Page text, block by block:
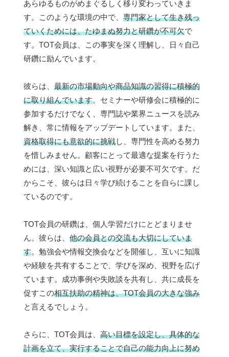
あらゆるものがめまぐるしく移り変わっていきま
す。このような環境の中で、 専門家として生き残っ
ていくためには、たゆまぬ努力と研鑽が不可欠で
す。TOT会員は、この事実を深く理解し、日々自己
研鑽に励んでいます。
彼らは、 最新の市場動向や商品知識の習得に積極的
に取り組んでいます。セミナーや研修会に積極的に
参加するだけでなく、専門誌や業界ニュースを読み
解き、常に情報をアップデートしています。また、
資格取得にも意欲的に挑戦し、専門性を高める努力
を惜しみません。顧客にとって最適な提案を行うた
めには、深い知識と広い視野が必要不可欠です。だ
からこそ、彼らは日々学び続けることを自らに課し
ているのです。
TOT会員の研鑽は、個人学習だけにとどまりませ
ん。彼らは、 他の会員との交流も大切にしていま
す。勉強会や情報交換会などを開催し、互いに知識
や経験を共有することで、学びを深め、視野を広げ
ています。成功事例や失敗談を共有し、共に成長を
促すこの相互扶助の精神は、TOT会員の大きな強み
と言えるでしょう。
さらに、TOT会員は、 高い目標を設定し、具体的な
計画を立て、実行することで自己の能力向上に努め